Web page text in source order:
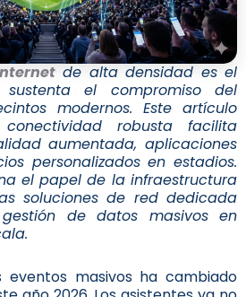
de alta densidad es el
el compromiso del
modernos. Este artículo
robusta facilita
aumentada, aplicaciones
personalizados en estadios.
el papel de la infraestructura
soluciones de red dedicada
de datos masivos en
eventos masivos ha cambiado